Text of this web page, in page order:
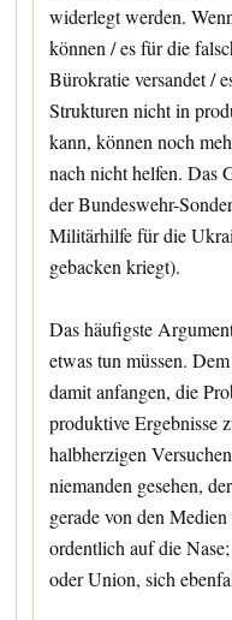
widerlegt werden.
können / es für die
Bürokratie versandet /
Strukturen nicht in
kann, können noch
nach nicht helfen. Das
der Bundeswehr-
Militärhilfe für die
gebacken kriegt).
Das häufigste
etwas tun müssen.
damit anfangen, die
produktive Ergebnisse
halbherzigen
niemanden gesehen,
gerade von den
ordentlich auf die
oder Union, sich